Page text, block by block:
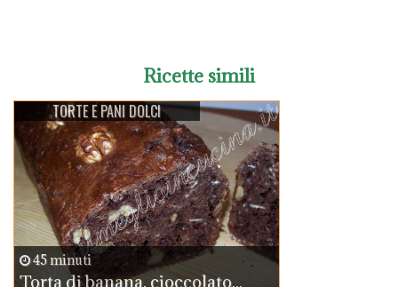
Ricette simili
TORTE E PANI DOLCI
45 minuti
Torta di banana, cioccolato...